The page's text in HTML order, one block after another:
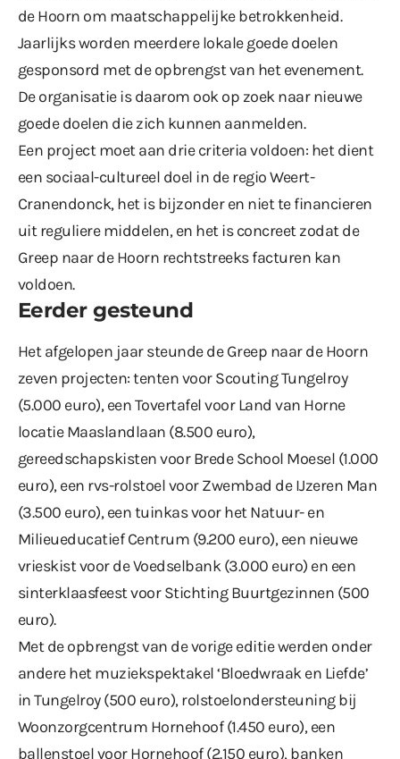
de Hoorn om maatschappelijke betrokkenheid.
Jaarlijks worden meerdere lokale goede doelen
gesponsord met de opbrengst van het evenement.
De organisatie is daarom ook op zoek naar nieuwe
goede doelen die zich kunnen aanmelden.
Een project moet aan drie criteria voldoen: het dient
een sociaal-cultureel doel in de regio Weert-
Cranendonck, het is bijzonder en niet te financieren
uit reguliere middelen, en het is concreet zodat de
Greep naar de Hoorn rechtstreeks facturen kan
voldoen.
Eerder gesteund
Het afgelopen jaar steunde de Greep naar de Hoorn
zeven projecten: tenten voor Scouting Tungelroy
(5.000 euro), een Tovertafel voor Land van Horne
locatie Maaslandlaan (8.500 euro),
gereedschapskisten voor Brede School Moesel (1.000
euro), een rvs-rolstoel voor Zwembad de IJzeren Man
(3.500 euro), een tuinkas voor het Natuur- en
Milieueducatief Centrum (9.200 euro), een nieuwe
vrieskist voor de Voedselbank (3.000 euro) en een
sinterklaasfeest voor Stichting Buurtgezinnen (500
euro).
Met de opbrengst van de vorige editie werden onder
andere het muziekspektakel ‘Bloedwraak en Liefde’
in Tungelroy (500 euro), rolstoelondersteuning bij
Woonzorgcentrum Hornehoof (1.450 euro), een
ballenstoel voor Hornehoof (2.150 euro), banken